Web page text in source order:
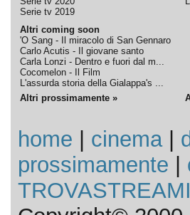
Serie tv 2019
Altri coming soon
'O Sang - Il miracolo di San Gennaro
Carlo Acutis - Il giovane santo
Carla Lonzi - Dentro e fuori dal m...
Cocomelon - Il Film
L'assurda storia della Gialappa's ...
Altri prossimamente »
home cinema|
prossimamente